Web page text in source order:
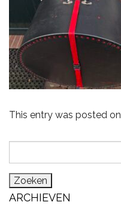
CYMBALS
PERCUSSIE
ONLINE SALE
This entry was posted on
ARCHIEVEN